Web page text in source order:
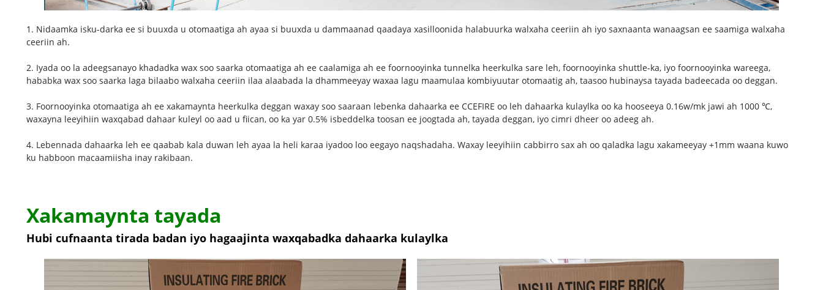
1. Nidaamka isku-darka ee si buuxda u otomaatiga ah ayaa si buuxda u dammaanad qaadaya xasilloonida halabuurka walxaha ceeriin ah iyo saxnaanta wanaagsan ee saamiga walxaha
ceeriin ah.
2. Iyada oo la adeegsanayo khadadka wax soo saarka otomaatiga ah ee caalamiga ah ee foornooyinka tunnelka heerkulka sare leh, foornooyinka shuttle-ka, iyo foornooyinka wareega,
hababka wax soo saarka laga bilaabo walxaha ceeriin ilaa alaabada la dhammeeyay waxaa lagu maamulaa kombiyuutar otomaatig ah, taasoo hubinaysa tayada badeecada oo deggan.
3. Foornooyinka otomaatiga ah ee xakamaynta heerkulka deggan waxay soo saaraan lebenka dahaarka ee CCEFIRE oo leh dahaarka kulaylka oo ka hooseeya 0.16w/mk jawi ah 1000 ℃,
waxayna leeyihiin waxqabad dahaar kuleyl oo aad u fiican, oo ka yar 0.5% isbeddelka toosan ee joogtada ah, tayada deggan, iyo cimri dheer oo adeeg ah.
4. Lebennada dahaarka leh ee qaabab kala duwan leh ayaa la heli karaa iyadoo loo eegayo naqshadaha. Waxay leeyihiin cabbirro sax ah oo qaladka lagu xakameeyay +1mm waana kuwo
ku habboon macaamiisha inay rakibaan.
Xakamaynta tayada
Hubi cufnaanta tirada badan iyo hagaajinta waxqabadka dahaarka kulaylka